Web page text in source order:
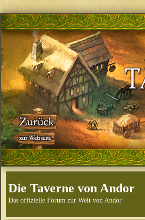
Die Taverne von Andor
Das offizielle Forum zur Welt von Andor